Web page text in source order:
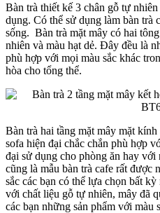
Bàn trà thiết kế 3 chân gỗ tự
dụng. Có thể sử dụng làm bàn trà
sống. Bàn trà mặt mây có hai
nhiên và màu hạt dẻ. Đây đều là
phù hợp với mọi màu sắc khác
hòa cho tổng thể.
Bàn trà hai tầng mặt mây mặt
sofa hiện đại chắc chắn phù hợp
đại sử dụng cho phòng ăn hay
cũng là mẫu bàn trà cafe rất được
sắc các bạn có thể lựa chọn bất
với chất liệu gỗ tự nhiên, mây đã
các bạn những sản phẩm với màu